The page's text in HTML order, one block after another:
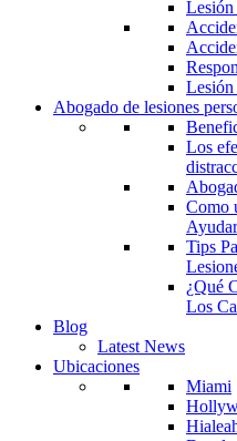
Lesión
Lesión
Abogado de lesiones
Los
Como
Ayudar
Tips
¿Qué
Los
Blog
Latest News
Ubicaciones
Miami